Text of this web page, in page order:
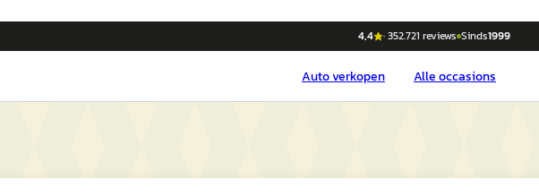
4,4 ·352.721 reviews Sinds1999
Autoverkopen Alle occasions